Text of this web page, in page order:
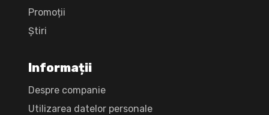
Promoții
Știri
Informații
Despre companie
Utilizarea datelor personale